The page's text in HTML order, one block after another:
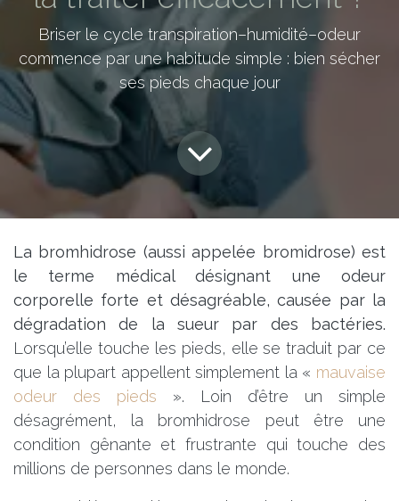
Briser le cycle transpiration–humidité–odeur
commence par une habitude simple : bien sécher
ses pieds chaque jour
La bromhidrose (aussi appelée bromidrose) est
le terme médical désignant une odeur
corporelle forte et désagréable, causée par la
dégradation de la sueur par des bactéries.
Lorsqu’elle touche les pieds, elle se traduit par ce
que la plupart appellent simplement la « mauvaise
odeur des pieds ». Loin d’être un simple
désagrément, la bromhidrose peut être une
condition gênante et frustrante qui touche des
millions de personnes dans le monde.